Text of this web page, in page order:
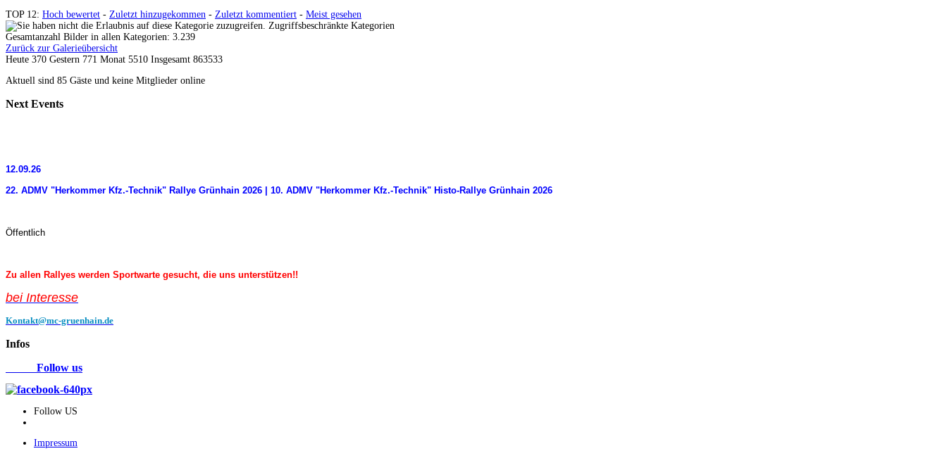
TOP 12: Hoch bewertet - Zuletzt hinzugekommen - Zuletzt kommentiert - Meist gesehen
Zugriffsbeschränkte Kategorien
Gesamtanzahl Bilder in allen Kategorien: 3.239
Zurück zur Galerieübersicht
Heute 370 Gestern 771 Monat 5510 Insgesamt 863533
Aktuell sind 85 Gäste und keine Mitglieder online
Next Events
12.09.26
22. ADMV "Herkommer Kfz.-Technik" Rallye Grünhain 2026 | 10. ADMV "Herkommer Kfz.-Technik" Histo-Rallye Grünhain 2026
Öffentlich
Zu allen Rallyes werden Sportwarte gesucht, die uns unterstützen!!
bei Interesse
Kontakt@mc-gruenhain.de
Infos
Follow us
Follow US
Impressum